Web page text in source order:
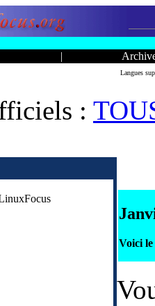
|
Langues
:
Voici